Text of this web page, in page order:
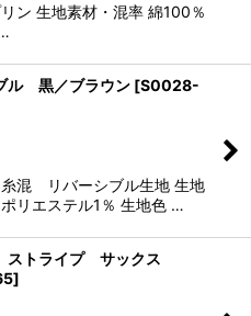
ン 生地素材・混率 綿100％
ル 黒／ブラウン [S0028-
混 リバーシブル生地 生地
リエステル1％ 生地色 …
トライプ サックス
]